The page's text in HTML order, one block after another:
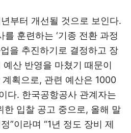
부터 개선될 것으로 보인다.
훈련하는 ‘기종 전환 과정
을 추진하기로 결정하고 장
산 반영을 마쳤기 때문이
획으로, 관련 예산은 1000
다. 한국공항공사 관계자는
한 입찰 공고 중으로, 올해 말
”이라며 “1년 정도 장비 제